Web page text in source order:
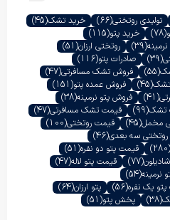
تولیدی روتختی(66) خرید تشک(45)
(78) خرید پتو(115)
(39) روتختی ارزان(51)
(39) صادرات پتو(116)
(55) فروش تشک مسافرتی(47)
(45) فروش عمده پتو(151)
(41) فروش پتو نرمینه(38)
تشک(99) قیمت تشک مسافرتی(47)
مخمل(45) قیمت روتختی(100)
سه بعدی(46)
(280) قیمت پتو دو نفره(51)
(77) قیمت پتو لاله(47)
نرمینه(54)
یک نفره(56) پتو ارزان(64)
(38) پخش پتو(51)